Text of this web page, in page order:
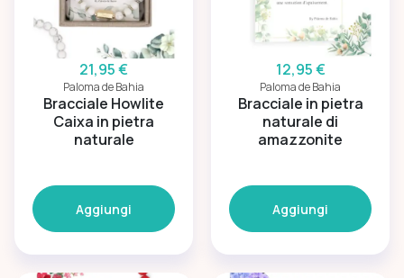
21,95 €
Paloma de Bahia
Bracciale Howlite
Caixa in pietra
naturale
Aggiungi
12,95 €
Paloma de Bahia
Bracciale in pietra
naturale di
amazzonite
Aggiungi